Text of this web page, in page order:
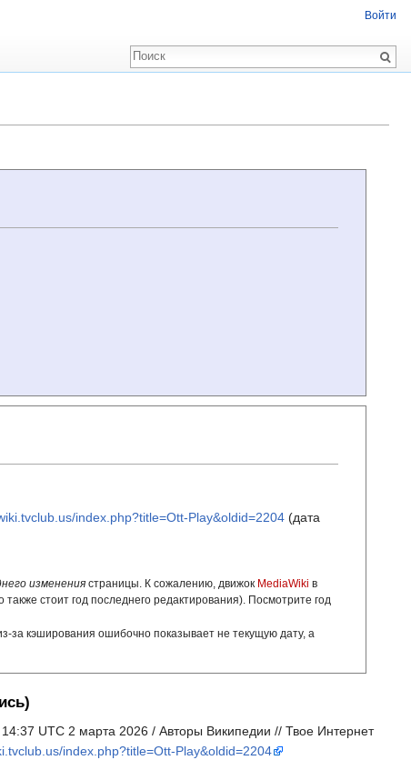
index.php?title=Ott-Play&oldid=2204(дата
изменениястраницы. К сожалению, движок MediaWiki в
также стоит год последнего редактирования). Посмотрите год
кэширования ошибочно показывает не текущую дату, а
UTC 2 марта 2026 / Авторы Википедии // Твое Интернет
index.php?title=Ott-Play&oldid=2204
Войти